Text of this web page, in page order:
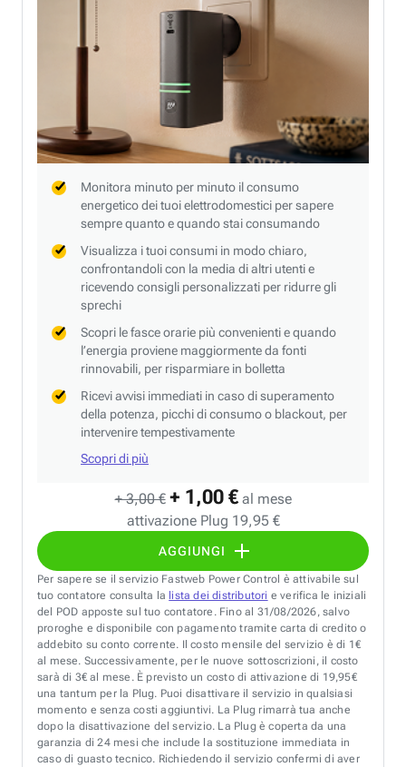
+ 3,00 € + 1,00 € al mese
attivazione Plug 19,95 €
AGGIUNGI
Monitora minuto per minuto il consumo
energetico dei tuoi elettrodomestici per sapere
sempre quanto e quando stai consumando
Visualizza i tuoi consumi in modo chiaro,
confrontandoli con la media di altri utenti e
ricevendo consigli personalizzati per ridurre gli
sprechi
Scopri le fasce orarie più convenienti e quando
l’energia proviene maggiormente da fonti
rinnovabili, per risparmiare in bolletta
Ricevi avvisi immediati in caso di superamento
della potenza, picchi di consumo o blackout, per
intervenire tempestivamente
Scopri di più
Per sapere se il servizio Fastweb Power Control è attivabile sul
tuo contatore consulta la lista dei distributori e verifica le iniziali
del POD apposte sul tuo contatore. Fino al 31/08/2026, salvo
proroghe e disponibile con pagamento tramite carta di credito o
addebito su conto corrente. Il costo mensile del servizio è di 1€
al mese. Successivamente, per le nuove sottoscrizioni, il costo
sarà di 3€ al mese. È previsto un costo di attivazione di 19,95€
una tantum per la Plug. Puoi disattivare il servizio in qualsiasi
momento e senza costi aggiuntivi. La Plug rimarrà tua anche
dopo la disattivazione del servizio. La Plug è coperta da una
garanzia di 24 mesi che include la sostituzione immediata in
caso di guasto tecnico. Richiedendo il servizio confermi di aver